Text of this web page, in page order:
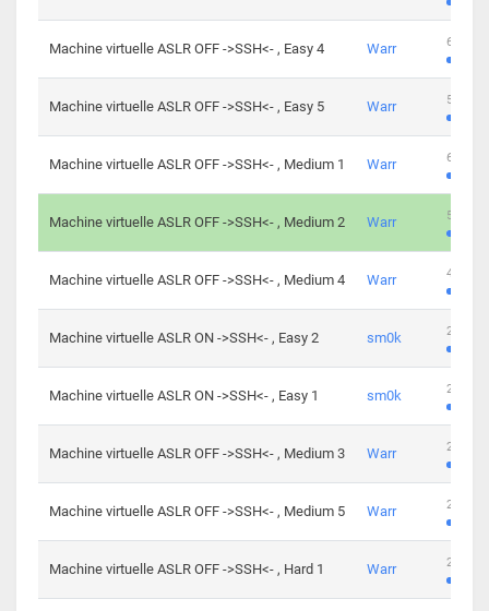
Machine virtuelle ASLR OFF ->SSH<- , Easy 4 Warr 645
Machine virtuelle ASLR OFF ->SSH<- , Easy 5 Warr 561
Machine virtuelle ASLR OFF ->SSH<- , Medium 1 Warr 605
Machine virtuelle ASLR OFF ->SSH<- , Medium 2 Warr 509
Machine virtuelle ASLR OFF ->SSH<- , Medium 4 Warr 413
Machine virtuelle ASLR ON ->SSH<- , Easy 2 sm0k 247
Machine virtuelle ASLR ON ->SSH<- , Easy 1 sm0k 219
Machine virtuelle ASLR OFF ->SSH<- , Medium 3 Warr 280
Machine virtuelle ASLR OFF ->SSH<- , Medium 5 Warr 265
Machine virtuelle ASLR OFF ->SSH<- , Hard 1 Warr 224